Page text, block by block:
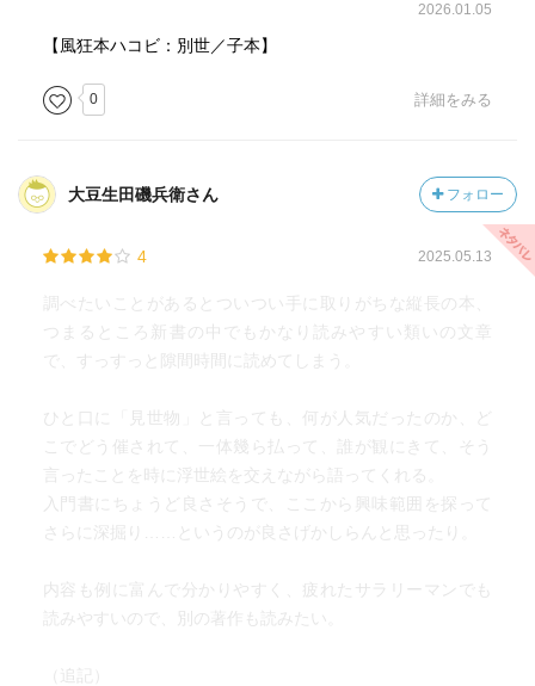
2026.01.05
【風狂本ハコビ：別世／子本】
0 詳細をみる
大豆生田磯兵衛さん フォロー
4 2025.05.13
調べたいことがあるとついつい手に取りがちな縦長の本、
つまるところ新書の中でもかなり読みやすい類いの文章
で、すっすっと隙間時間に読めてしまう。
ひと口に「見世物」と言っても、何が人気だったのか、ど
こでどう催されて、一体幾ら払って、誰が観にきて、そう
言ったことを時に浮世絵を交えながら語ってくれる。
入門書にちょうど良さそうで、ここから興味範囲を探って
さらに深掘り……というのが良さげかしらんと思ったり。
内容も例に富んで分かりやすく、疲れたサラリーマンでも
読みやすいので、別の著作も読みたい。
（追記）